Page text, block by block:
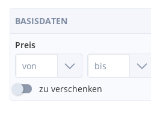
BASISDATEN
Preis
zu verschenken